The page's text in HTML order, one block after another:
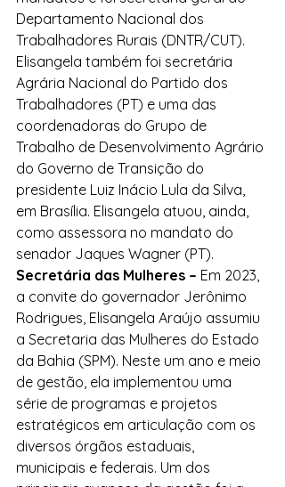
Departamento Nacional dos
Trabalhadores Rurais (DNTR/CUT).
Elisangela também foi secretária
Agrária Nacional do Partido dos
Trabalhadores (PT) e uma das
coordenadoras do Grupo de
Trabalho de Desenvolvimento Agrário
do Governo de Transição do
presidente Luiz Inácio Lula da Silva,
em Brasília. Elisangela atuou, ainda,
como assessora no mandato do
senador Jaques Wagner (PT).
Secretária das Mulheres – Em 2023,
a convite do governador Jerônimo
Rodrigues, Elisangela Araújo assumiu
a Secretaria das Mulheres do Estado
da Bahia (SPM). Neste um ano e meio
de gestão, ela implementou uma
série de programas e projetos
estratégicos em articulação com os
diversos órgãos estaduais,
municipais e federais. Um dos